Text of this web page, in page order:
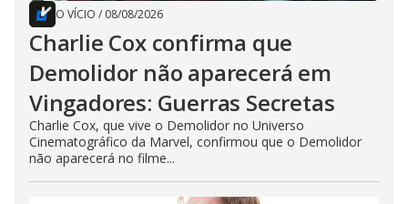
O VÍCIO / 08/08/2026
Charlie Cox confirma que
Demolidor não aparecerá em
Vingadores: Guerras Secretas
Charlie Cox, que vive o Demolidor no Universo
Cinematográfico da Marvel, confirmou que o Demolidor
não aparecerá no filme...